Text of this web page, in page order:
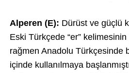
Alperen (E): Dürüst ve güçlü
Eski Türkçede “er”
rağmen Anadolu Türkçesinde
içinde kullanılmaya